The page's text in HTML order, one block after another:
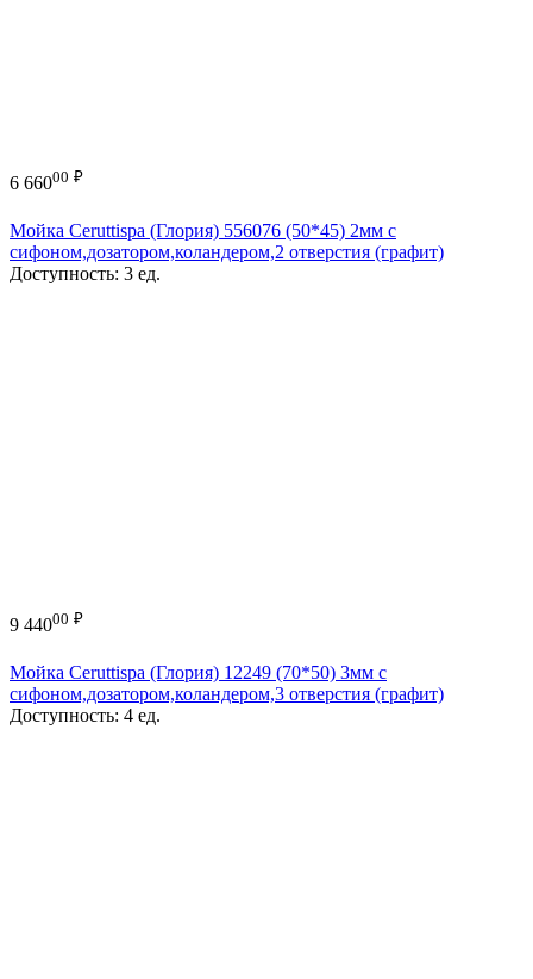
6 66000 ₽
Мойка Ceruttispa (Глория) 556076 (50*45) 2мм с
сифоном,дозатором,коландером,2 отверстия (графит)
Доступность: 3 ед.
9 44000 ₽
Мойка Ceruttispa (Глория) 12249 (70*50) 3мм с
сифоном,дозатором,коландером,3 отверстия (графит)
Доступность: 4 ед.